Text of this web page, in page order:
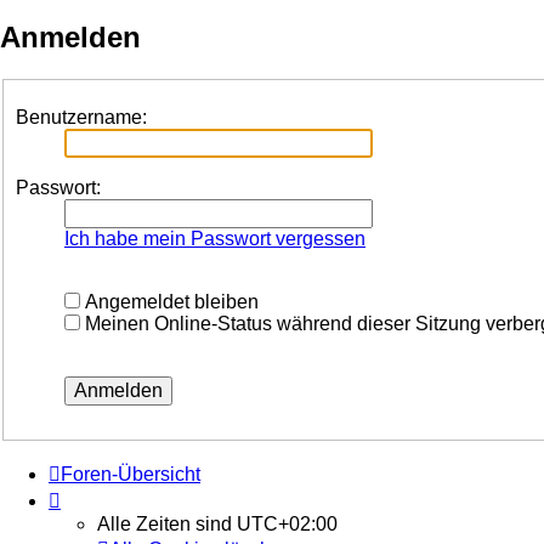
Anmelden
Benutzername:
Passwort:
Ich habe mein Passwort vergessen
Angemeldet bleiben
Meinen Online-Status während dieser Sitzung
Foren-Übersicht
Alle Zeiten sind UTC+02:00